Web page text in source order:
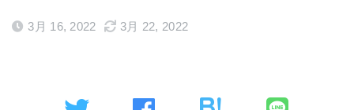
3月 16, 2022 3月 22, 2022